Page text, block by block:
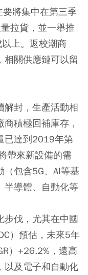
將集中在第三季
拉貨，並一舉推
上。返校潮商
相關供應鏈可以留
解封，生產活動相
積極回補庫存，
已達到2019年第
帶來新設備的需
包含5G、AI等基
半導體、自動化等
步伐，尤其在中國
）預估，未來5年
）+26.2%，遠高
以及電子和自動化